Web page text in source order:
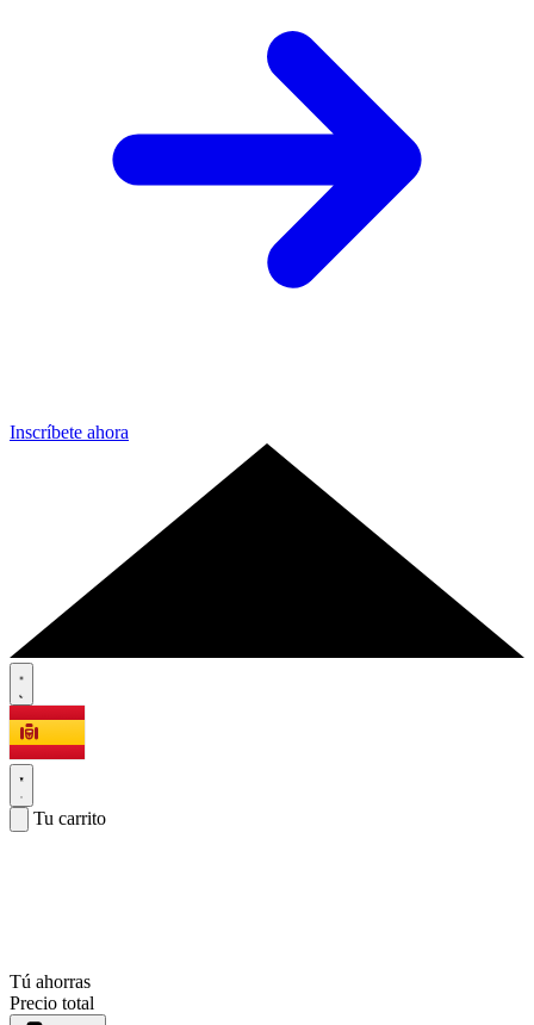
Inscríbete ahora
Tu carrito
Tú ahorras
Precio total